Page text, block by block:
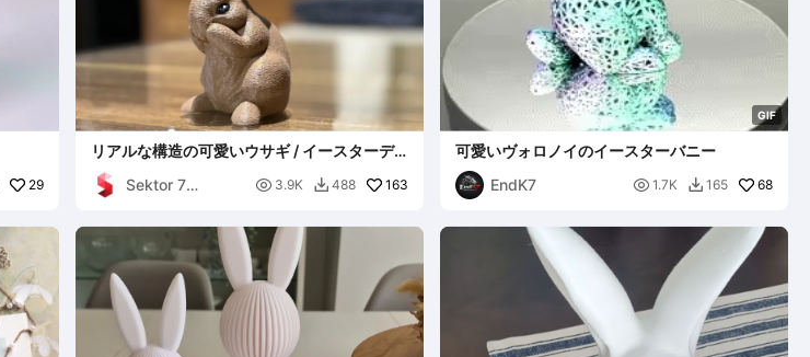
29
リアルな構造の可愛いウサギ / イースターデ
コレーション
Sektor 7
 3.9K  488 163
GIF
可愛いヴォロノイのイースターバニー
EndK7
 1.7K  165 68